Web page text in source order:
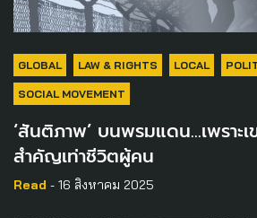
GLOBAL LAW & RIGHTS LOCAL
SOCIAL MOVEMENT
‘สันติภาพ’ บนพรมแดน…เพราะ
สำคัญเท่าชีวิตผู้คน
Read - 16 สิงหาคม 2025